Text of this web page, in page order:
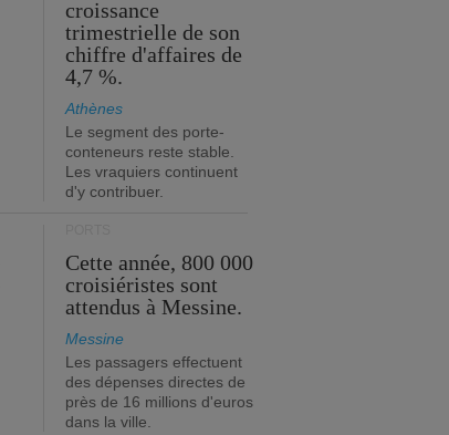
croissance
trimestrielle de son
chiffre d'affaires de
4,7 %.
Athènes
Le segment des porte-
conteneurs reste stable.
Les vraquiers continuent
d'y contribuer.
Cette année, 800 000
croisiéristes sont
attendus à Messine.
Messine
Les passagers effectuent
des dépenses directes de
près de 16 millions d'euros
dans la ville.